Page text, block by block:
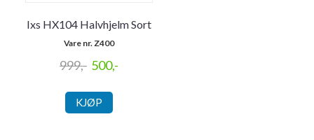
Ixs HX104 Halvhjelm Sort
Vare nr. Z400
999,- 500,-
KJØP